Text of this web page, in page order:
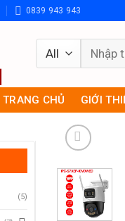
0839 943 943
Tìm
kiếm:
TRANG CHỦ GIỚI
(5)